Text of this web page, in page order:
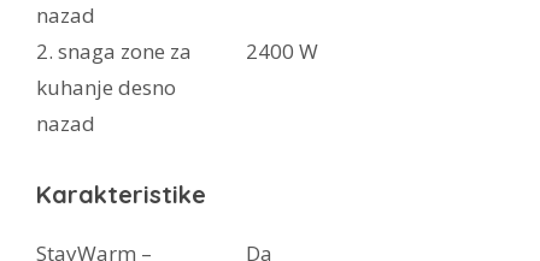
nazad
2. snaga zone za
kuhanje desno
nazad
2400 W
Karakteristike
StayWarm – Da